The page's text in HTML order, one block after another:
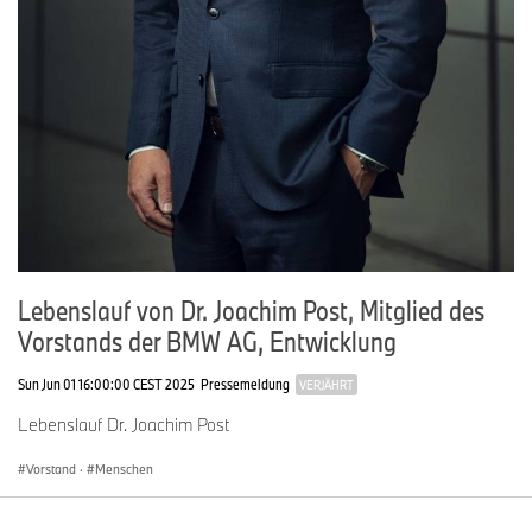
Lebenslauf von Dr. Joachim Post, Mitglied des
Vorstands der BMW AG, Entwicklung
Sun Jun 01 16:00:00 CEST 2025 Pressemeldung VERJÄHRT
Lebenslauf Dr. Joachim Post
Vorstand · Menschen